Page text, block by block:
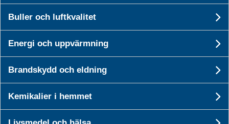
Buller och luftkvalitet
Energi och uppvärmning
Brandskydd och eldning
Kemikalier i hemmet